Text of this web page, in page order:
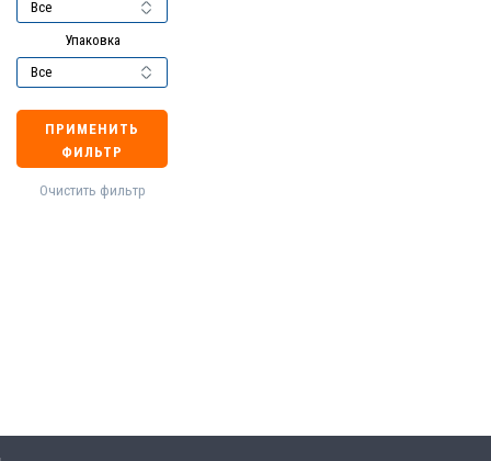
Упаковка
ПРИМЕНИТЬ
ФИЛЬТР
Очистить фильтр